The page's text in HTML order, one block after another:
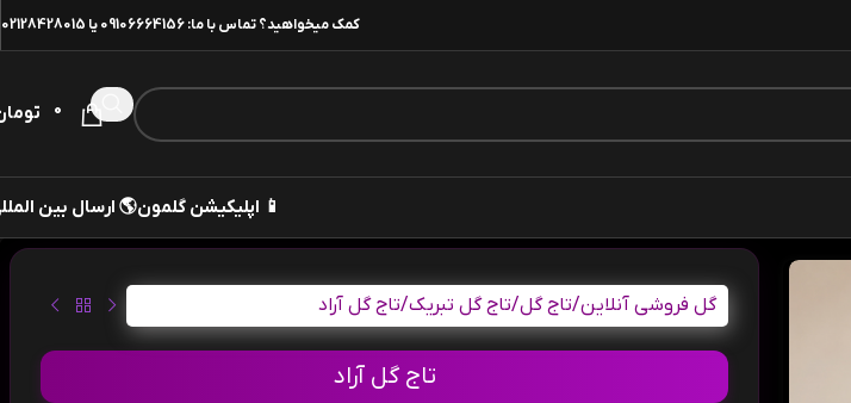
کمک میخواهید؟ تماس با ما:09106664156یا 02128428015
0
📱 اپلیکیشن گلمون🌎 ارسال بین
گل فروشی آنلاین/تاج گل/تاج گل تبریک/تاج گل آراد
تاج گل آراد